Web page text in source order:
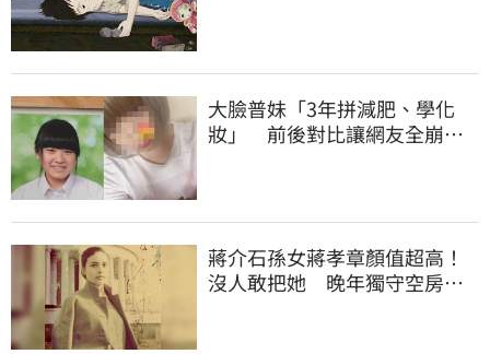
大臉普妹「3年拼減肥、學化
妝」 前後對比讓網友全崩
蔣介石孫女蔣孝章顏值超高！
沒人敢把她 晚年獨守空房受